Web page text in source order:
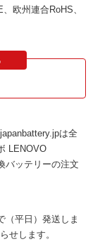
欧州連合RoHS、
は全
LENOVO
バッテリーの注文
（平日）発送しま
せします。